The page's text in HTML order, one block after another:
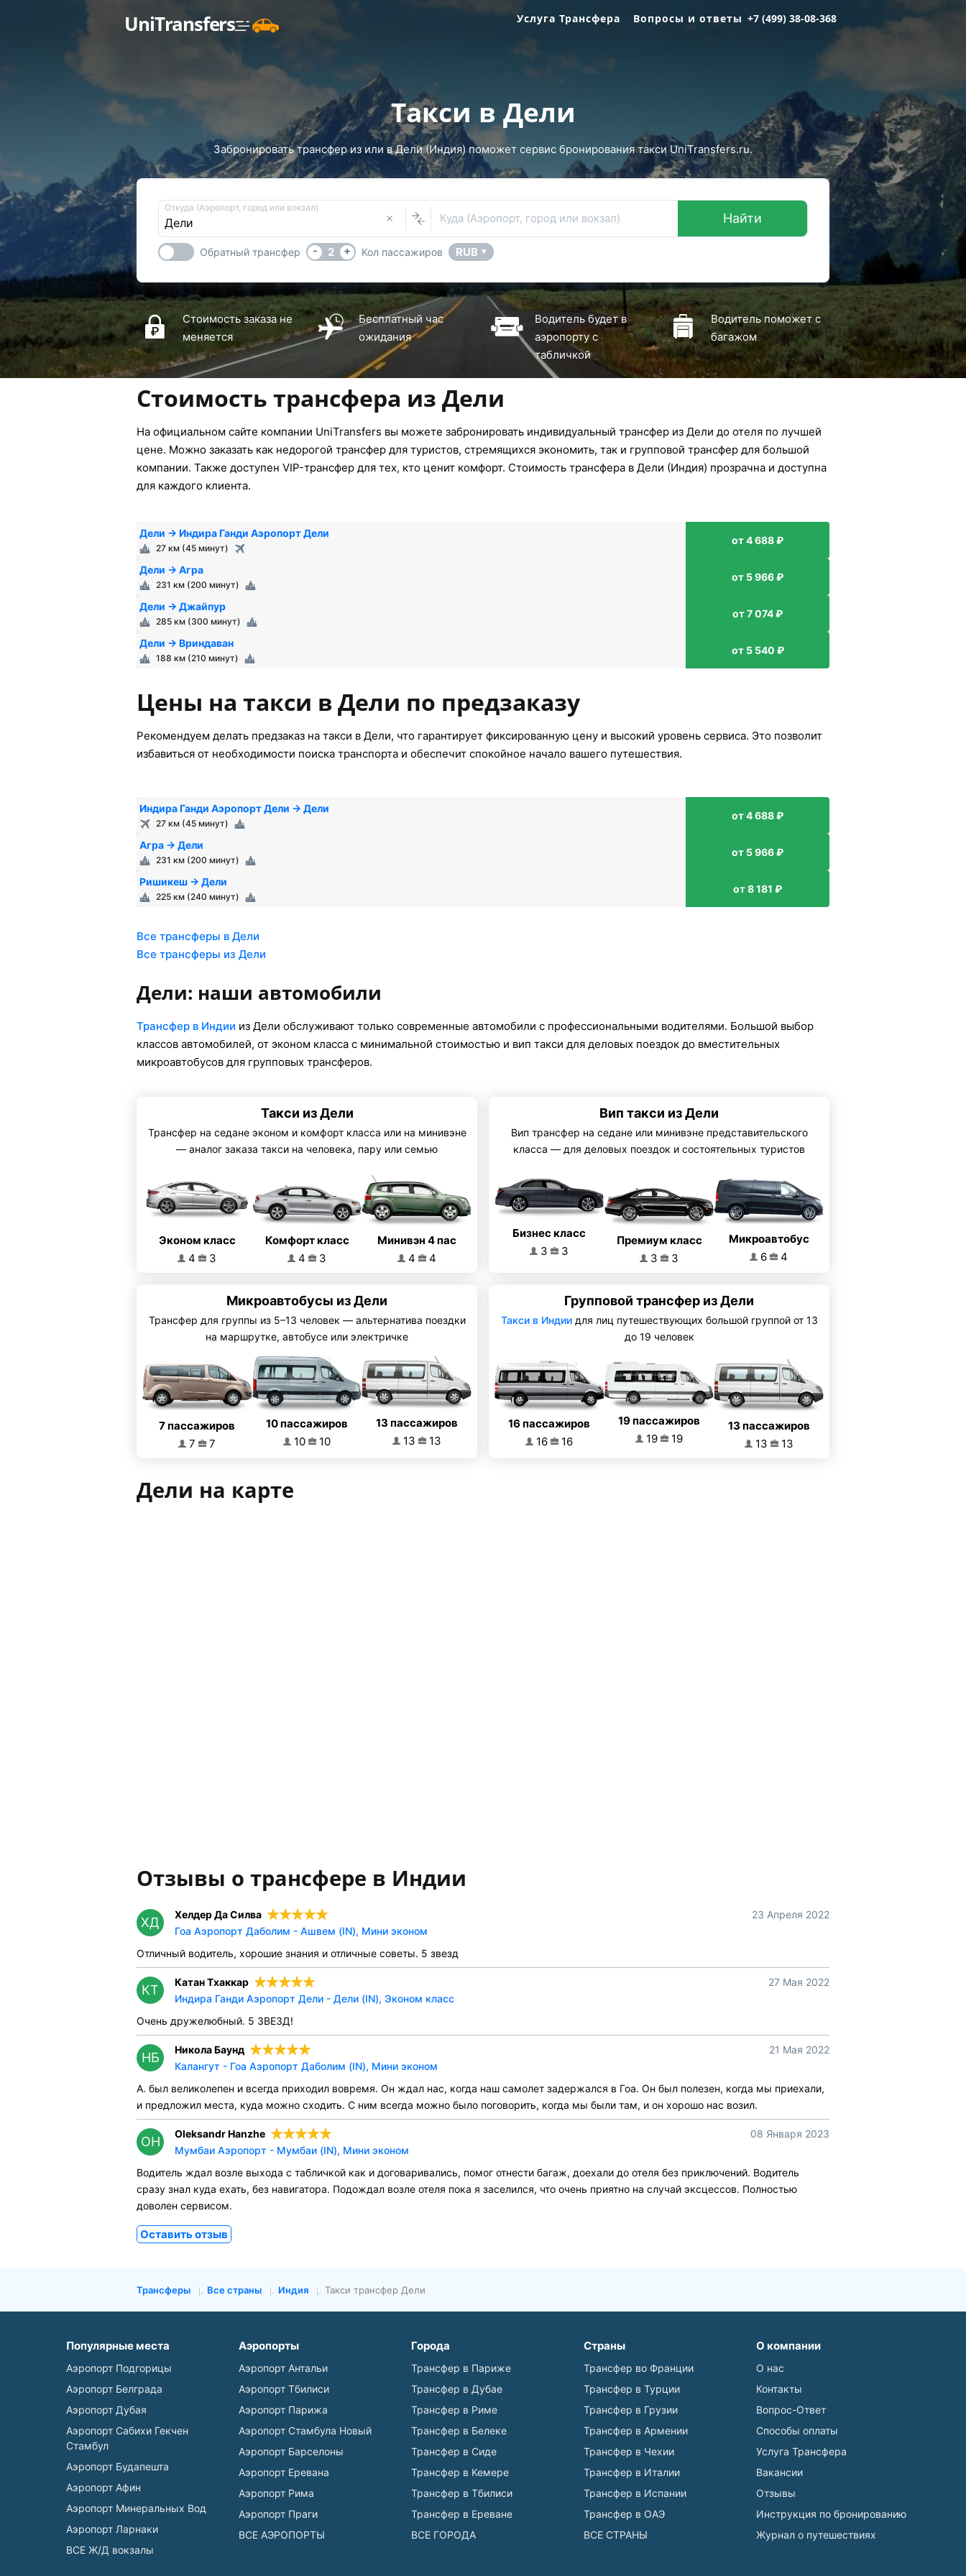
UniTransfers Услуга Трансфера Вопросы и ответы +7 (499) 38-08-368
Такси в Дели
Забронировать трансфер из или в Дели (Индия) поможет сервис бронирования такси UniTransfers.ru.
Откуда (Аэропорт, город или вокзал)
Куда (Аэропорт, город или вокзал) Найти
Обратный трансфер - 2 + Кол пассажиров RUB ▼
Стоимость заказа не
меняется
Бесплатный час
ожидания
Водитель будет в
аэропорту с
табличкой
Водитель поможет с
багажом
Стоимость трансфера из Дели
На официальном сайте компании UniTransfers вы можете забронировать индивидуальный трансфер из Дели до отеля по лучшей
цене. Можно заказать как недорогой трансфер для туристов, стремящихся экономить, так и групповой трансфер для большой
компании. Также доступен VIP-трансфер для тех, кто ценит комфорт. Стоимость трансфера в Дели (Индия) прозрачна и доступна
для каждого клиента.
Дели → Индира Ганди Аэропорт Дели
27 км (45 минут)
от 4 688 ₽
Дели → Агра
231 км (200 минут)
от 5 966 ₽
Дели → Джайпур
285 км (300 минут)
от 7 074 ₽
Дели → Вриндаван
188 км (210 минут)
от 5 540 ₽
Цены на такси в Дели по предзаказу
Рекомендуем делать предзаказ на такси в Дели, что гарантирует фиксированную цену и высокий уровень сервиса. Это позволит
избавиться от необходимости поиска транспорта и обеспечит спокойное начало вашего путешествия.
Индира Ганди Аэропорт Дели → Дели
27 км (45 минут)
от 4 688 ₽
Агра → Дели
231 км (200 минут)
от 5 966 ₽
Ришикеш → Дели
225 км (240 минут)
от 8 181 ₽
Все трансферы в Дели
Все трансферы из Дели
Дели: наши автомобили
Трансфер в Индии из Дели обслуживают только современные автомобили с профессиональными водителями. Большой выбор
классов автомобилей, от эконом класса с минимальной стоимостью и вип такси для деловых поездок до вместительных
микроавтобусов для групповых трансферов.
Такси из Дели
Трансфер на седане эконом и комфорт класса или на минивэне
— аналог заказа такси на человека, пару или семью
Эконом класс
4
3
Комфорт класс
4
3
Минивэн 4 пас
4
4
Вип такси из Дели
Вип трансфер на седане или минивэне представительского
класса — для деловых поездок и состоятельных туристов
Бизнес класс
3
3
Премиум класс
3
3
Микроавтобус
6
4
Микроавтобусы из Дели
Трансфер для группы из 5–13 человек — альтернатива поездки
на маршрутке, автобусе или электричке
7 пассажиров
7
7
10 пассажиров
10
10
13 пассажиров
13
13
Групповой трансфер из Дели
Такси в Индиидля лиц путешествующих большой группой от 13
до 19 человек
16 пассажиров
16
16
19 пассажиров
19
19
13 пассажиров
13
13
Дели на карте
Отзывы о трансфере в Индии
ХД
Хелдер Да Силва
23 Апреля 2022
Гоа Аэропорт Даболим - Ашвем (IN), Мини эконом
Отличный водитель, хорошие знания и отличные советы. 5 звезд
КТ
Катан Тхаккар
27 Мая 2022
Индира Ганди Аэропорт Дели - Дели (IN), Эконом класс
Очень дружелюбный. 5 ЗВЕЗД!
НБ
Никола Баунд
21 Мая 2022
Калангут - Гоа Аэропорт Даболим (IN), Мини эконом
А. был великолепен и всегда приходил вовремя. Он ждал нас, когда наш самолет задержался в Гоа. Он был полезен, когда мы приехали,
и предложил места, куда можно сходить. С ним всегда можно было поговорить, когда мы были там, и он хорошо нас возил.
OH
Oleksandr Hanzhe
08 Января 2023
Мумбаи Аэропорт - Мумбаи (IN), Мини эконом
Водитель ждал возле выхода с табличкой как и договаривались, помог отнести багаж, доехали до отеля без приключений. Водитель
сразу знал куда ехать, без навигатора. Подождал возле отеля пока я заселился, что очень приятно на случай эксцессов. Полностью
доволен сервисом.
Оставить отзыв
Трансферы Все страны Индия Такси трансфер Дели
Популярные места
Аэропорт Подгорицы
Аэропорт Белграда
Аэропорт Дубая
Аэропорт Сабихи Гекчен
Стамбул
Аэропорт Будапешта
Аэропорт Афин
Аэропорт Минеральных Вод
Аэропорт Ларнаки
ВСЕ Ж/Д вокзалы
Аэропорты
Аэропорт Антальи
Аэропорт Тбилиси
Аэропорт Парижа
Аэропорт Стамбула Новый
Аэропорт Барселоны
Аэропорт Еревана
Аэропорт Рима
Аэропорт Праги
ВСЕ АЭРОПОРТЫ
Города
Трансфер в Париже
Трансфер в Дубае
Трансфер в Риме
Трансфер в Белеке
Трансфер в Сиде
Трансфер в Кемере
Трансфер в Тбилиси
Трансфер в Ереване
ВСЕ ГОРОДА
Страны
Трансфер во Франции
Трансфер в Турции
Трансфер в Грузии
Трансфер в Армении
Трансфер в Чехии
Трансфер в Италии
Трансфер в Испании
Трансфер в ОАЭ
ВСЕ СТРАНЫ
О компании
О нас
Контакты
Вопрос-Ответ
Способы оплаты
Услуга Трансфера
Вакансии
Отзывы
Инструкция по бронированию
Журнал о путешествиях